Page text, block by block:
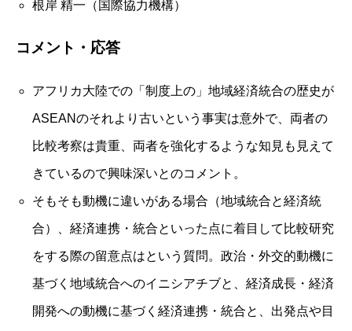
根岸 精一（国際協力機構）
コメント・応答
アフリカ大陸での「制度上の」地域経済統合の歴史が
ASEANのそれより古いという事実は意外で、両者の
比較考察は貴重、両者を強化するような知見も見えて
きているので興味深いとのコメント。
そもそも動機に違いがある場合（地域統合と経済統
合）、経済連携・統合といった点に着目して比較研究
をする際の留意点はという質問。政治・外交的動機に
基づく地域統合へのイニシアチブと、経済成長・経済
開発への動機に基づく経済連携・統合と、出発点や目